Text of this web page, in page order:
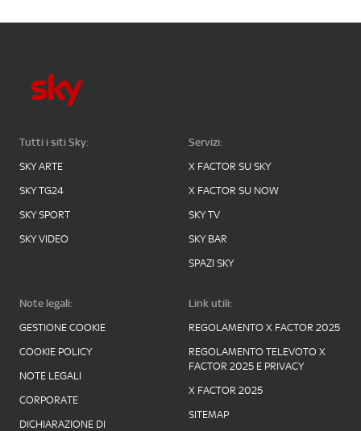
Tutti i siti Sky:
SKY ARTE
SKY TG24
SKY SPORT
SKY VIDEO
Servizi:
X FACTOR SU SKY
X FACTOR SU NOW
SKY TV
SKY BAR
SPAZI SKY
Note legali:
GESTIONE COOKIE
COOKIE POLICY
NOTE LEGALI
CORPORATE
DICHIARAZIONE DI
Link utili:
REGOLAMENTO X FACTOR 2025
REGOLAMENTO TELEVOTO X
FACTOR 2025 E PRIVACY
X FACTOR 2025
SITEMAP